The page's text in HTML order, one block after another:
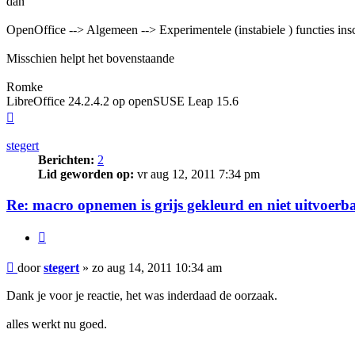
OpenOffice --> Algemeen --> Experimentele (instabiele ) functies
Misschien helpt het bovenstaande
Romke
LibreOffice 24.2.4.2 op openSUSE Leap 15.6
stegert
Berichten: 2
Lid geworden op: vr aug 12, 2011 7:34 pm
Re: macro opnemen is grijs gekleurd en niet
Bericht
doorstegert » zo aug 14, 2011 10:34 am
Dank je voor je reactie, het was inderdaad de oorzaak.
alles werkt nu goed.